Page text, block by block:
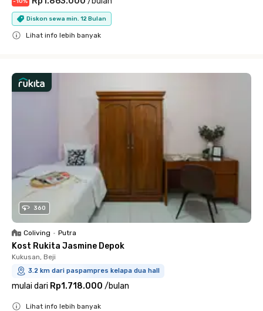
Diskon sewa min. 12 Bulan
Lihat info lebih banyak
360
Coliving • Putra
Kost Rukita Jasmine Depok
Kukusan, Beji
3.2 km dari paspampres kelapa dua hall
mulai dari Rp1.718.000 /bulan
Lihat info lebih banyak